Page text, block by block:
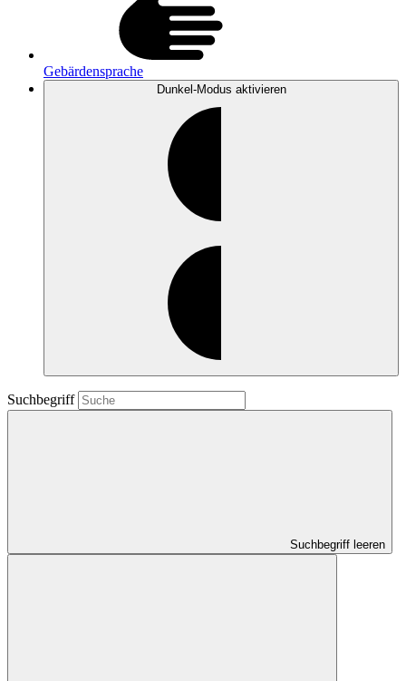
Gebärdensprache
Dunkel-Modus aktivieren
Suchbegriff
Suchbegriff leeren